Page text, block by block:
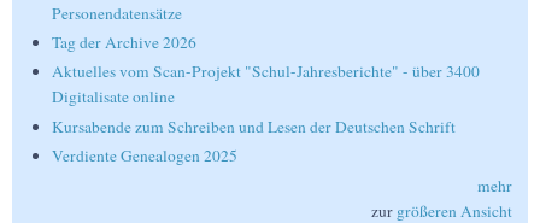
Personendatensätze
Tag der Archive 2026
Aktuelles vom Scan-Projekt "Schul-Jahresberichte" - über 3400
Digitalisate online
Kursabende zum Schreiben und Lesen der Deutschen Schrift
Verdiente Genealogen 2025
mehr
zur größeren Ansicht